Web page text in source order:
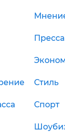
Пресса
Стиль
Спорт